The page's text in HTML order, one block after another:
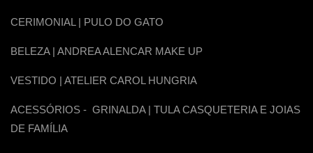
CERIMONIAL | PULO DO GATO
BELEZA | ANDREA ALENCAR MAKE UP
VESTIDO | ATELIER CAROL HUNGRIA
ACESSÓRIOS - GRINALDA | TULA CASQUETERIA E JOIAS
DE FAMÍLIA